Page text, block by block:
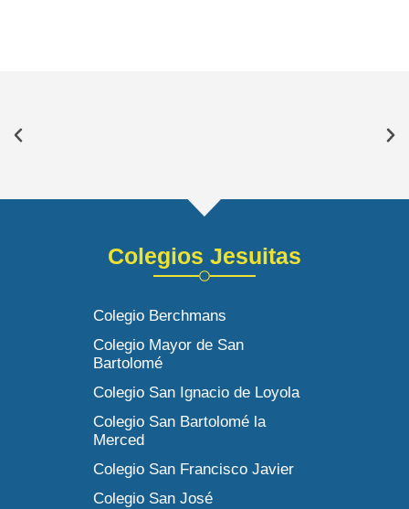
Colegios Jesuitas
Colegio Berchmans
Colegio Mayor de San
Bartolomé
Colegio San Ignacio de Loyola
Colegio San Bartolomé la
Merced
Colegio San Francisco Javier
Colegio San José